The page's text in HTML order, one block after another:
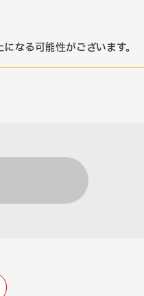
なる可能性がございます。